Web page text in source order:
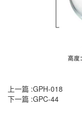
上一篇 :GPH-018
下一篇 :GPC-44